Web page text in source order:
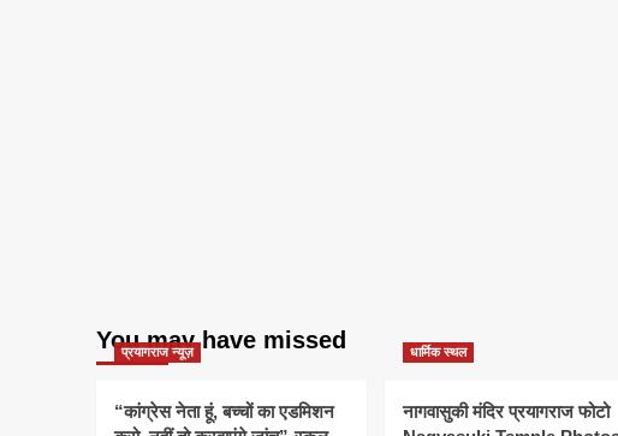
You may have missed
प्रयागराज न्यूज़
“कांग्रेस नेता हूं, बच्चों का एडमिशन
धार्मिक स्थल
नागवासुकी मंदिर प्रयागराज फोटो